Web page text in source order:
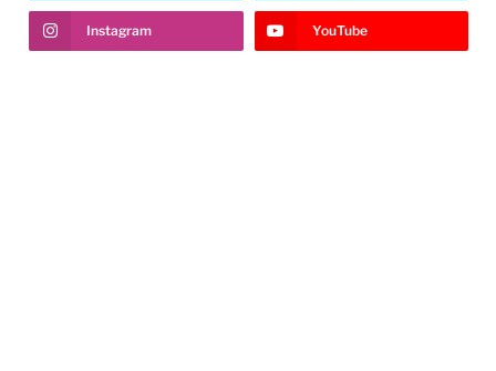
Instagram YouTube